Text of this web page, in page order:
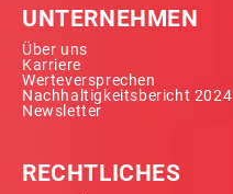
UNTERNEHMEN
Über uns
Karriere
Werteversprechen
Nachhaltigkeitsbericht 2024
Newsletter
RECHTLICHES